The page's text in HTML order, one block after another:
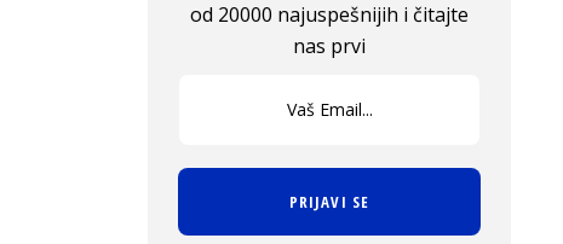
od 20000 najuspešnijih i čitajte
nas prvi
PRIJAVI SE